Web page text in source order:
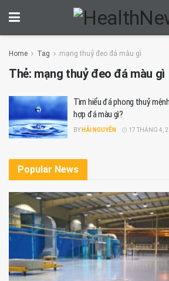
Home Tag mạng thuỷ đeo đá màu gì
Thẻ: mạng thuỷ đeo đá màu gì
Tìm hiểu đá phong thuỷ
hợp đá màu gì?
BY HẢI NGUYỄN 17 THÁNG 4,
Popular News